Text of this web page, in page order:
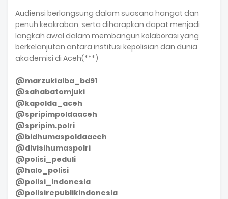
Audiensi berlangsung dalam suasana hangat dan
penuh keakraban, serta diharapkan dapat menjadi
langkah awal dalam membangun kolaborasi yang
berkelanjutan antara institusi kepolisian dan dunia
akademisi di Aceh(***)
@marzukialba_bd91
@sahabatomjuki
@kapolda_aceh
@spripimpoldaaceh
@spripim.polri
@bidhumaspoldaaceh
@divisihumaspolri
@polisi_peduli
@halo_polisi
@polisi_indonesia
@polisirepublikindonesia